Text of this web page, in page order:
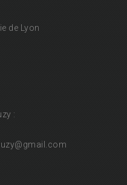
de Lyon
:
gmail.com